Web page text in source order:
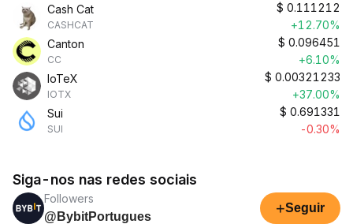
Cash Cat
CASHCAT
$ 0.111212
+12.70%
Canton
CC
$ 0.096451
+6.10%
IoTeX
IOTX
$ 0.00321233
+37.00%
Sui
SUI
$ 0.691331
-0.30%
Siga-nos nas redes sociais
Followers
@BybitPortugues
+Seguir